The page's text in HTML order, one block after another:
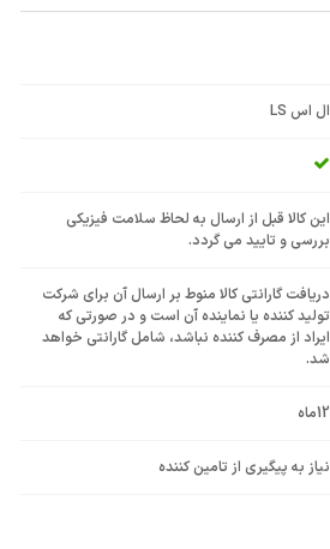
ال اس LS
این کالا قبل از ارسال به لحاظ سلامت فیزیکی
بررسی و تایید می گردد.
دریافت گارانتی کالا منوط بر ارسال آن برای شرکت
تولید کننده یا نماینده آن است و در صورتی که
ایراد از مصرف کننده نباشد، شامل گارانتی خواهد
شد.
12ماه
نیاز به پیگیری از تامین کننده